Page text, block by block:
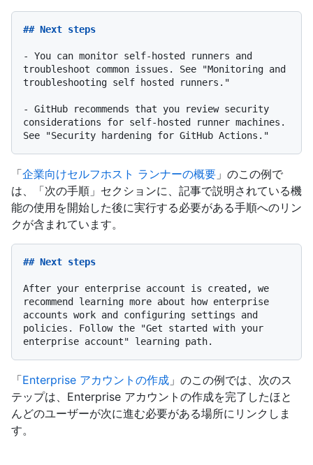
## Next steps
-
You can monitor self-hosted runners and
troubleshoot common issues. See "Monitoring and
troubleshooting self hosted runners."
-
GitHub recommends that you review security
considerations for self-hosted runner machines.
「企業向けセルフホスト ランナーの概要 」のこの例で
は、「次の手順」セクションに、記事で説明されている機
能の使用を開始した後に実行する必要がある手順へのリン
クが含まれています。
## Next steps
After your enterprise account is created, we
recommend learning more about how enterprise
accounts work and configuring settings and
policies. Follow the "Get started with your
「Enterprise アカウントの作成 」のこの例では、次のス
テップは、Enterprise アカウントの作成を完了したほと
んどのユーザーが次に進む必要がある場所にリンクしま
す。